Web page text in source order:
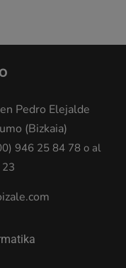
Pedro Elejalde
(Bizkaia)
) 946 25 84 78 o al